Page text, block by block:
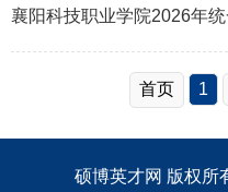
襄阳科技职业学院2026年
首页 1
硕博英才网 版权所